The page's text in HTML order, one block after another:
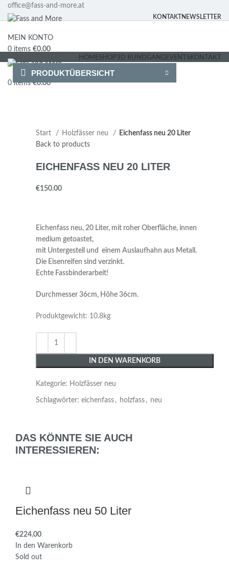
office@fass-and-more.at
KONTAKTNEWSLETTER
MEIN KONTO
0 items €0.00
Menu
0items €0.00
HOMESHOP3D RUNDGANG EVENTS KONTAKT
PRODUKTÜBERSICHT
Start Holzfässer neu
Eichenfass neu 20 Liter
Back to products
EICHENFASS NEU 20 LITER
€
Eichenfass neu, 20 Liter, mit roher Oberfläche, innen
medium getoastet,
mit Untergestell und einem Auslaufhahn aus Metall.
Die Eisenreifen sind verzinkt.
Echte Fassbinderarbeit!
Durchmesser 36cm, Höhe 36cm.
Produktgewicht: 10.8kg
IN DEN WARENKORB
Kategorie: Holzfässer neu
Schlagwörter: eichenfass , holzfass , neu
DAS KÖNNTE SIE AUCH
INTERESSIEREN:
Eichenfass neu 50 Liter
€
In den Warenkorb
Sold out